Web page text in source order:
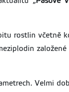
rostlin včetně
založené
Velmi